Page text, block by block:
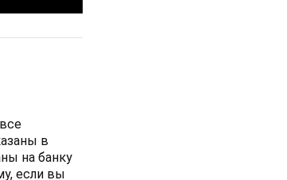
в
на банку
если вы